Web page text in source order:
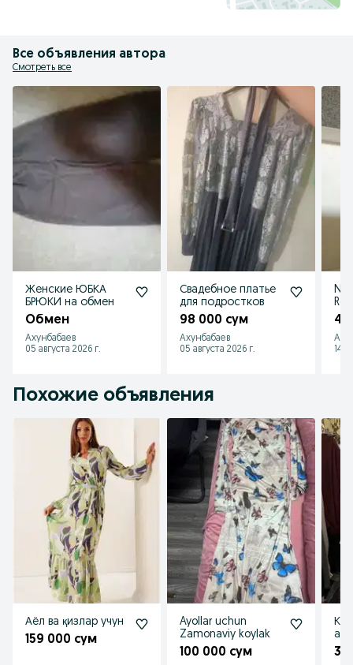
Все объявления автора
Смотреть все
Женские ЮБКА
БРЮКИ на обмен
Обмен
Ахунбабаев
05 августа 2026 г.
Свадебное платье
для подростков
98 000 сум
Ахунбабаев
05 августа 2026 г.
45
14
Похожие объявления
Аёл ва қизлар учун
159 000 сум
Ayollar uchun
Zamonaviy koylak
100 000 сум
ало